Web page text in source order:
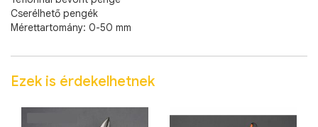
Cserélhető pengék
Mérettartomány: 0-50 mm
Ezek is érdekelhetnek